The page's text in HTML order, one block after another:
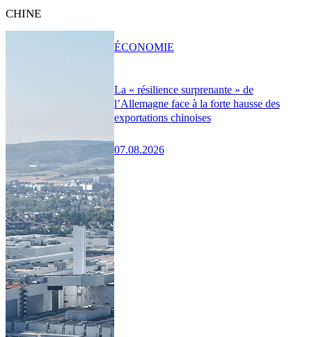
CHINE
La « résilience surprenante » de
l’Allemagne face à la forte hausse des
exportations chinoises
07.08.2026
ÉCONOMIE